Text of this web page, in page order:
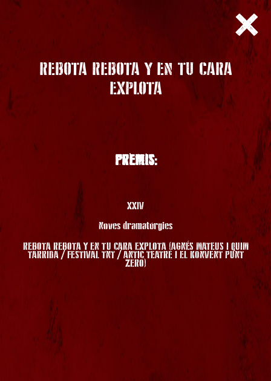
REBOTA REBOTA Y EN TU CARA
EXPLOTA
PREMIS:
XXIV
Noves dramatúrgies
REBOTA REBOTA Y EN TU CARA EXPLOTA (AGNÉS MATEUS I QUIM
TARRIDA / FESTIVAL TNT / ANTIC TEATRE I EL KONVENT PUNT
ZERO)